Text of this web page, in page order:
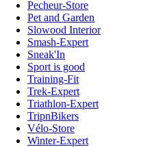
Pecheur-Store
Pet and Garden
Slowood Interior
Smash-Expert
Sneak'In
Sport is good
Training-Fit
Trek-Expert
Triathlon-Expert
TripnBikers
Vélo-Store
Winter-Expert